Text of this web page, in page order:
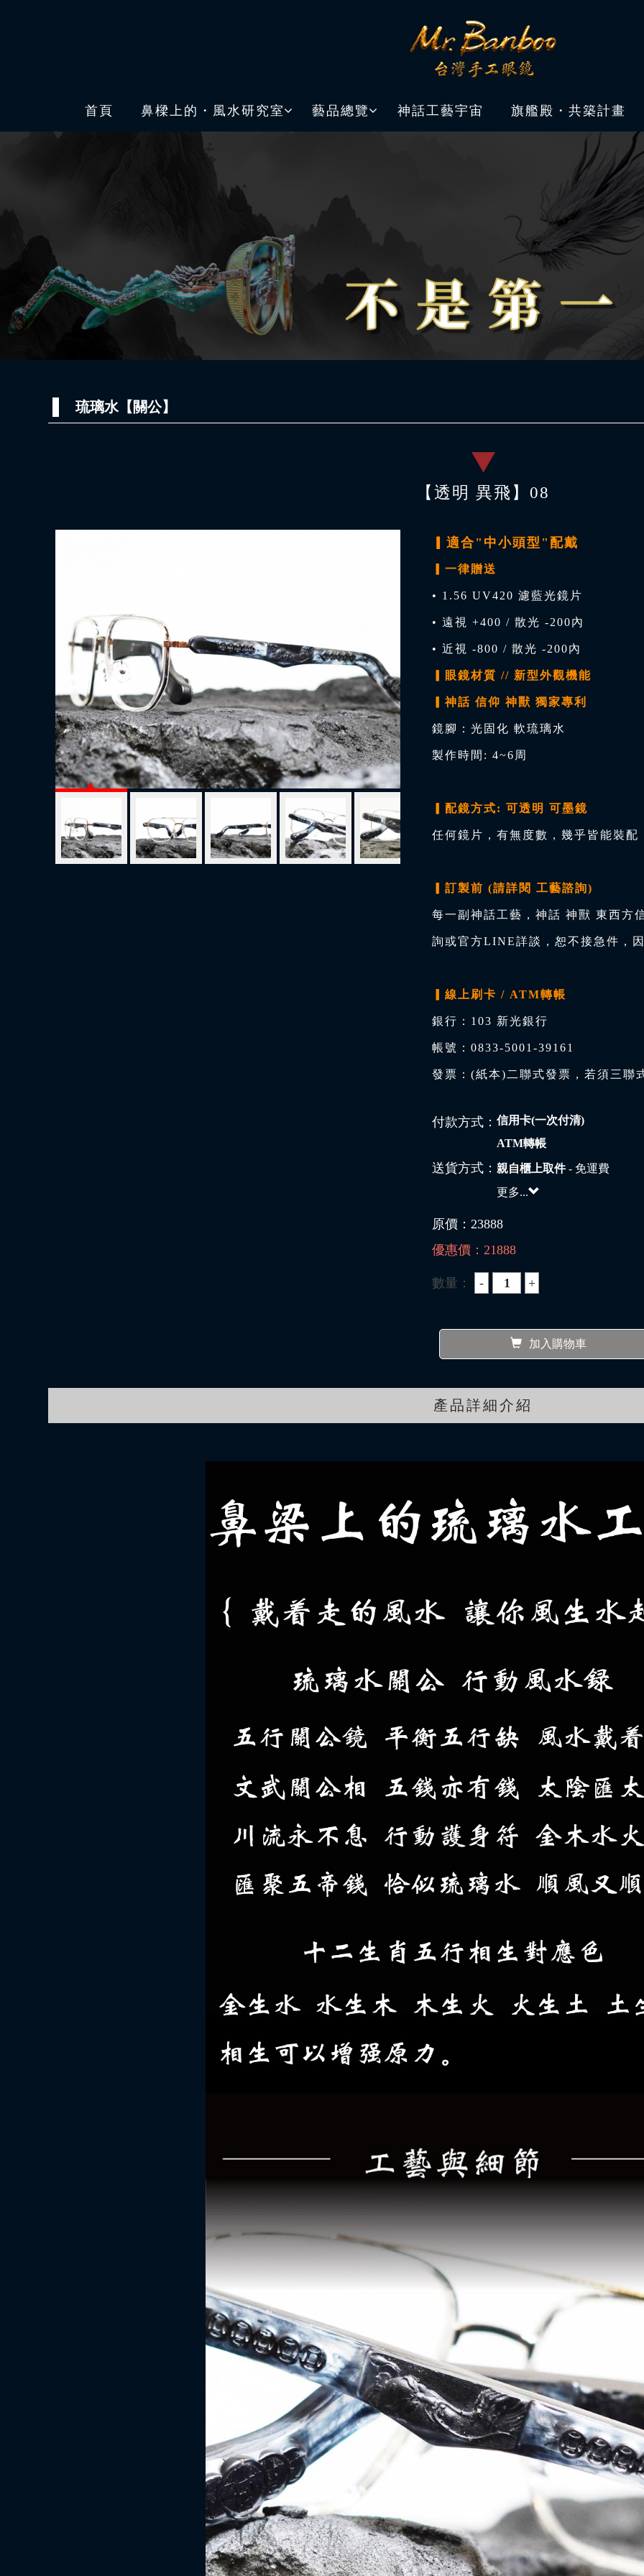
首頁 鼻樑上的・風水研究室 藝品總覽 神話工藝宇宙 旗艦殿・共築計畫
琉璃水【關公】
【透明 異飛】08
▎適合"中小頭型"配戴
▎一律贈送
• 1.56 UV420 濾藍光鏡片
• 遠視 +400 / 散光 -200內
• 近視 -800 / 散光 -200內
▎眼鏡材質 // 新型外觀機能
▎神話 信仰 神獸 獨家專利
鏡腳：光固化 軟琉璃水
製作時間: 4~6周
▎配鏡方式: 可透明 可墨鏡
任何鏡片，有無度數，幾乎皆能裝
▎訂製前 (請詳閱 工藝諮詢)
每一副神話工藝，神話 神獸 東西方
詢或官方LINE詳談，恕不接急件，
▎線上刷卡 / ATM轉帳
銀行：103 新光銀行
帳號：0833-5001-39161
發票：(紙本)二聯式發票，若須三聯
付款方式：信用卡(一次付清)
ATM轉帳
送貨方式：親自櫃上取件- 免運費
更多...
原價： 23888
優惠價： 21888
數量：
加入購物車
產品詳細介紹